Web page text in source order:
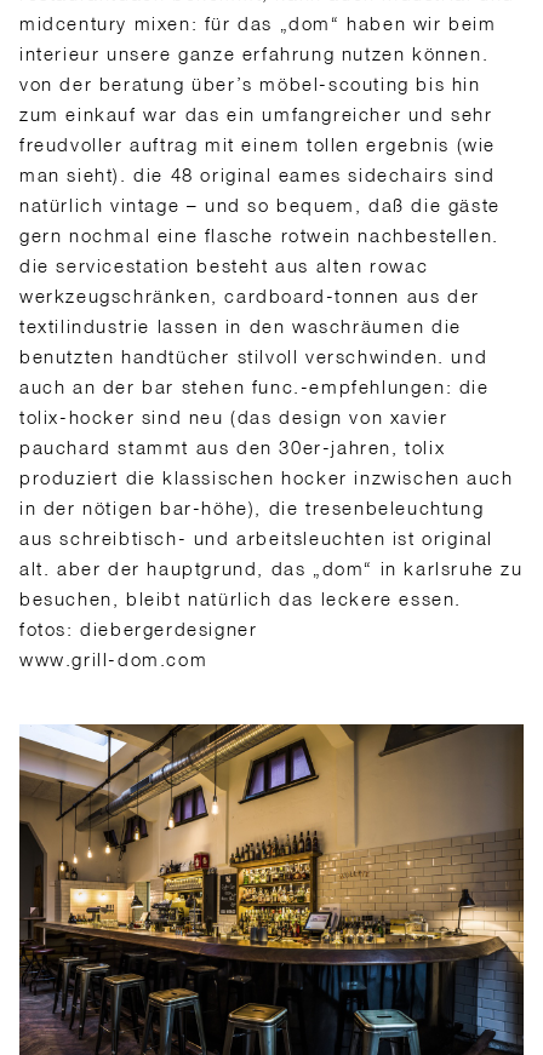
midcentury mixen: für das „dom“ haben wir beim
interieur unsere ganze erfahrung nutzen können.
von der beratung über’s möbel-scouting bis hin
zum einkauf war das ein umfangreicher und sehr
freudvoller auftrag mit einem tollen ergebnis (wie
man sieht). die 48 original eames sidechairs sind
natürlich vintage – und so bequem, daß die gäste
gern nochmal eine flasche rotwein nachbestellen.
die servicestation besteht aus alten rowac
werkzeugschränken, cardboard-tonnen aus der
textilindustrie lassen in den waschräumen die
benutzten handtücher stilvoll verschwinden. und
auch an der bar stehen func.-empfehlungen: die
tolix-hocker sind neu (das design von xavier
pauchard stammt aus den 30er-jahren, tolix
produziert die klassischen hocker inzwischen auch
in der nötigen bar-höhe), die tresenbeleuchtung
aus schreibtisch- und arbeitsleuchten ist original
alt. aber der hauptgrund, das „dom“ in karlsruhe zu
besuchen, bleibt natürlich das leckere essen.
fotos: diebergerdesigner
www.grill-dom.com